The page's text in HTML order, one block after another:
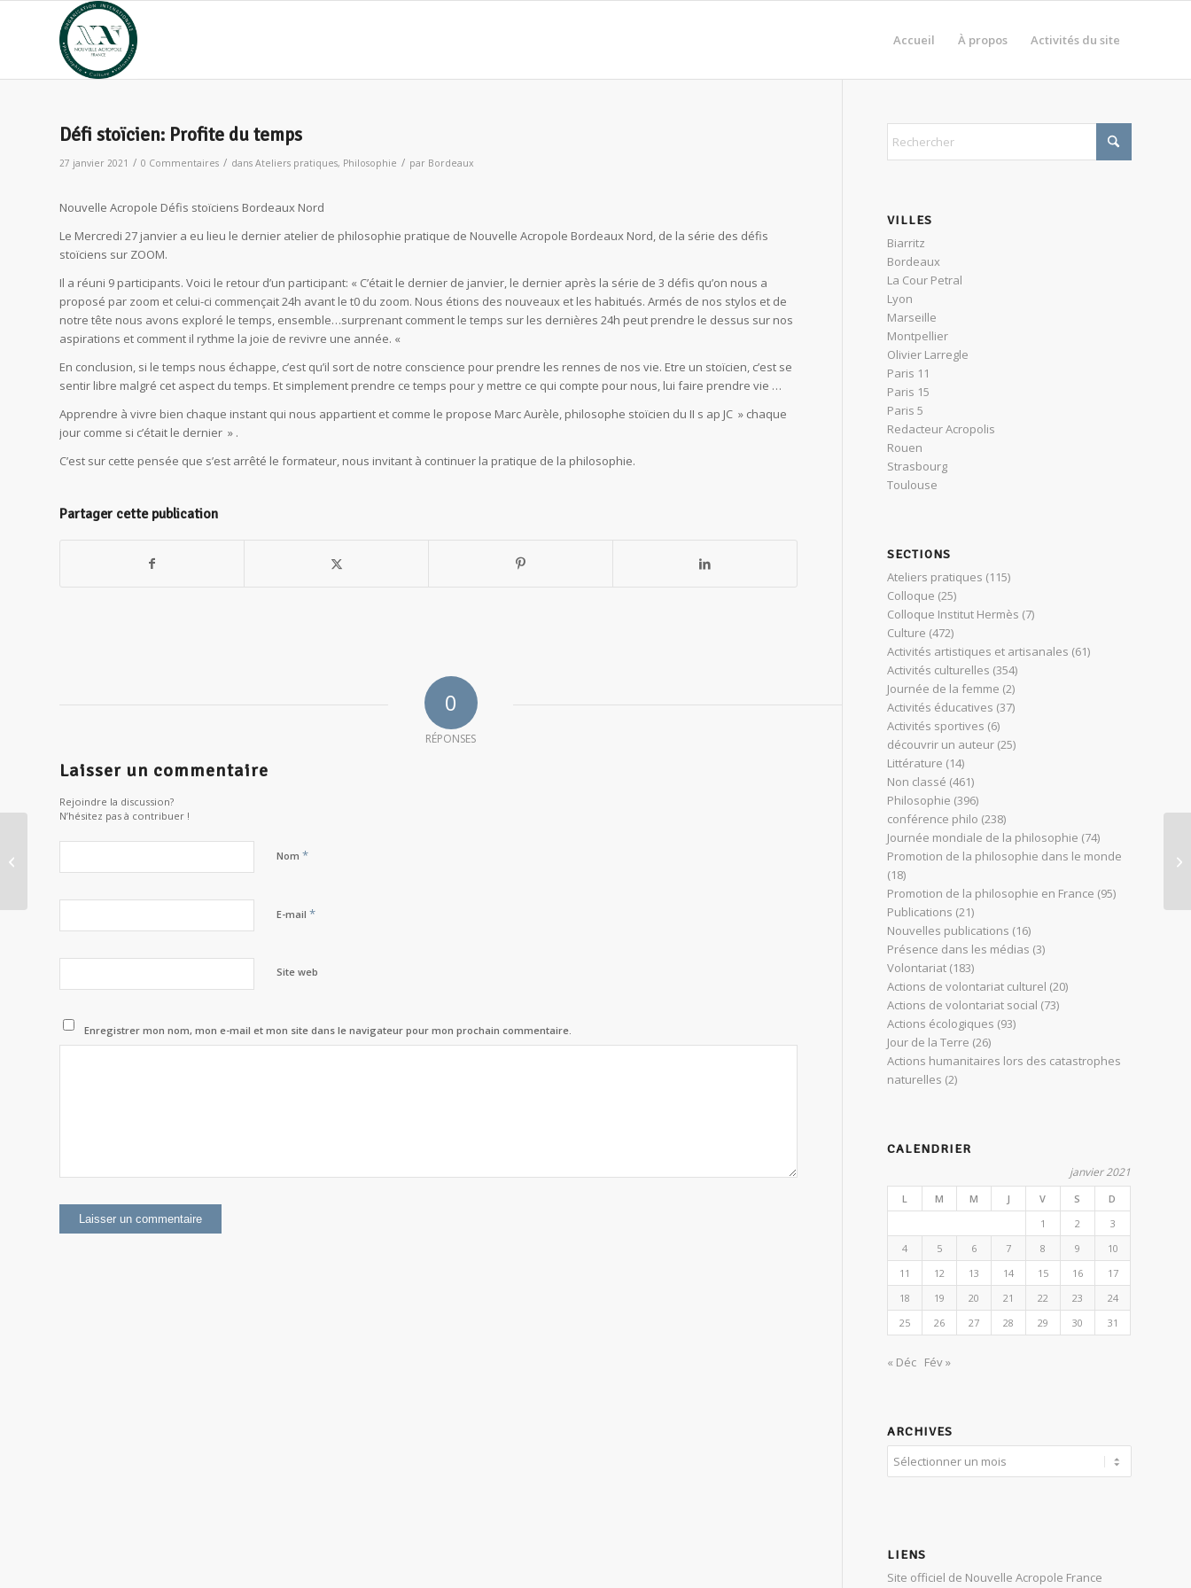
Accueil À propos Activités du site
Défi stoïcien: Profite du temps
27 janvier 2021 / 0 Commentaires / dans Ateliers pratiques, Philosophie / par Bordeaux
Nouvelle Acropole Défis stoïciens Bordeaux Nord
Le Mercredi 27 janvier a eu lieu le dernier atelier de philosophie pratique de Nouvelle Acropole Bordeaux Nord, de la série des défis
stoïciens sur ZOOM.
Il a réuni 9 participants. Voici le retour d’un participant: « C’était le dernier de janvier, le dernier après la série de 3 défis qu’on nous a
proposé par zoom et celui-ci commençait 24h avant le t0 du zoom. Nous étions des nouveaux et les habitués. Armés de nos stylos et de
notre tête nous avons exploré le temps, ensemble…surprenant comment le temps sur les dernières 24h peut prendre le dessus sur nos
aspirations et comment il rythme la joie de revivre une année. «
En conclusion, si le temps nous échappe, c’est qu’il sort de notre conscience pour prendre les rennes de nos vie. Etre un stoïcien, c’est se
sentir libre malgré cet aspect du temps. Et simplement prendre ce temps pour y mettre ce qui compte pour nous, lui faire prendre vie …
Apprendre à vivre bien chaque instant qui nous appartient et comme le propose Marc Aurèle, philosophe stoïcien du II s ap JC » chaque
jour comme si c’était le dernier » .
C’est sur cette pensée que s’est arrêté le formateur, nous invitant à continuer la pratique de la philosophie.
Partager cette publication
0
RÉPONSES
Laisser un commentaire
Rejoindre la discussion?
N’hésitez pas à contribuer !
Nom *
E-mail *
Site web
Enregistrer mon nom, mon e-mail et mon site dans le navigateur pour mon prochain commentaire.
VILLES
Biarritz
Bordeaux
La Cour Petral
Lyon
Marseille
Montpellier
Olivier Larregle
Paris 11
Paris 15
Paris 5
Redacteur Acropolis
Rouen
Strasbourg
Toulouse
SECTIONS
Ateliers pratiques (115)
Colloque (25)
Colloque Institut Hermès (7)
Culture (472)
Activités artistiques et artisanales (61)
Activités culturelles (354)
Journée de la femme (2)
Activités éducatives (37)
Activités sportives (6)
découvrir un auteur (25)
Littérature (14)
Non classé (461)
Philosophie (396)
conférence philo (238)
Journée mondiale de la philosophie (74)
Promotion de la philosophie dans le monde
(18)
Promotion de la philosophie en France (95)
Publications (21)
Nouvelles publications (16)
Présence dans les médias (3)
Volontariat (183)
Actions de volontariat culturel (20)
Actions de volontariat social (73)
Actions écologiques (93)
Jour de la Terre (26)
Actions humanitaires lors des catastrophes
naturelles (2)
CALENDRIER
janvier 2021
L M M J V S
D
1
2
3
4
5 6 7 8 9
10
11
12 13 14 15 16
17
18
19 20 21 22 23
24
25
26 27 28 29 30 31
« Déc Fév »
ARCHIVES
LIENS
Site officiel de Nouvelle Acropole France